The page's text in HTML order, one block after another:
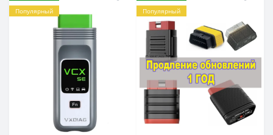
Популярный
Популярный